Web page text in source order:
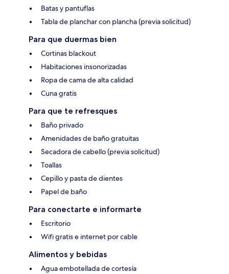
Batas y pantuflas
Tabla de planchar con plancha (previa solicitud)
Para que duermas bien
Cortinas blackout
Habitaciones insonorizadas
Ropa de cama de alta calidad
Cuna gratis
Para que te refresques
Baño privado
Amenidades de baño gratuitas
Secadora de cabello (previa solicitud)
Toallas
Cepillo y pasta de dientes
Papel de baño
Para conectarte e informarte
Escritorio
Wifi gratis e internet por cable
Alimentos y bebidas
Agua embotellada de cortesía